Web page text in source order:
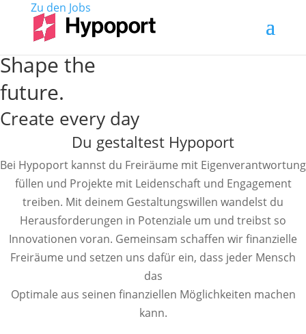
Zu den Jobs
Shape the
future.
Create every day
Du gestaltest Hypoport
Bei Hypoport kannst du Freiräume mit Eigenverantwortung
füllen und Projekte mit Leidenschaft und Engagement
treiben. Mit deinem Gestaltungswillen wandelst du
Herausforderungen in Potenziale um und treibst so
Innovationen voran. Gemeinsam schaffen wir finanzielle
Freiräume und setzen uns dafür ein, dass jeder Mensch
das
Optimale aus seinen finanziellen Möglichkeiten machen
kann.